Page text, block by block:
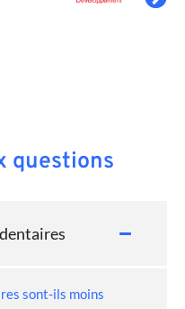
questions
sont-ils moins